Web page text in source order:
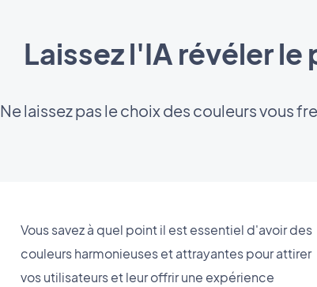
Laissez l'IA révéler
Ne laissez pas le choix des couleurs vous
Vous savez à quel point il est essentiel d'avoir des
couleurs harmonieuses et attrayantes pour attirer
vos utilisateurs et leur offrir une expérience